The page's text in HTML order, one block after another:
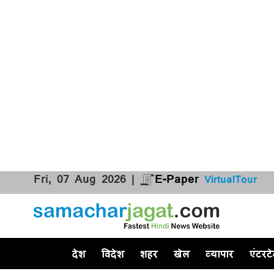
Fri, 07 Aug 2026 | E-Paper VirtualTour
देश विदेश शहर खेल व्यापार